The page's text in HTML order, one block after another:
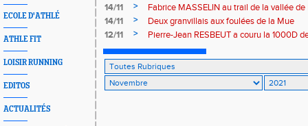
ECOLE D'ATHLÉ
ATHLE FIT
LOISIR RUNNING
EDITOS
ACTUALITÉS
14/11
>
Fabrice MASSELIN au trail de la vallée
14/11
>
Deux granvillais aux foulées de la Mue
12/11
> Pierre-Jean RESBEUT a couru la 1000D